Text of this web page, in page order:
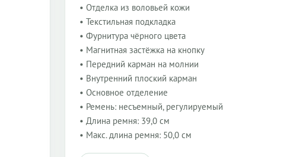
• Отделка из воловьей кожи
• Текстильная подкладка
• Фурнитура чёрного цвета
• Магнитная застёжка на кнопку
• Передний карман на молнии
• Внутренний плоский карман
• Основное отделение
• Ремень: несъемный, регулируемый
• Длина ремня: 39,0 см
• Макс. длина ремня: 50,0 см